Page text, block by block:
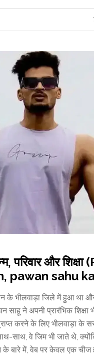
परिवार और
pawan sahu
के भीलवाड़ा जिले में हुआ था
साहू ने अपनी प्रारंभिक
करने के लिए भीलवाड़ा के
साथ, वे जिम भी जाते थे,
बारे में, वेब पर केवल एक चीज